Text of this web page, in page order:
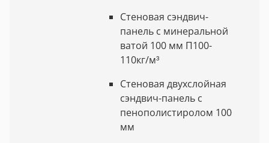
Стеновая сэндвич-
панель с минеральной
ватой 100 мм П100-
110кг/м³
Стеновая двухслойная
сэндвич-панель с
пенополистиролом 100
мм